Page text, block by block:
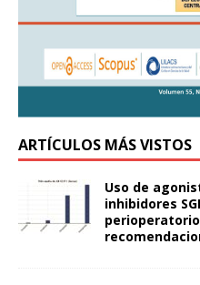
ARTÍCULOS MÁS VISTOS
Uso de
inhibidores